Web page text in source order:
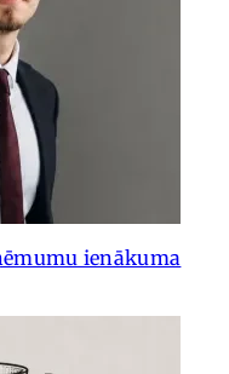
ienākuma